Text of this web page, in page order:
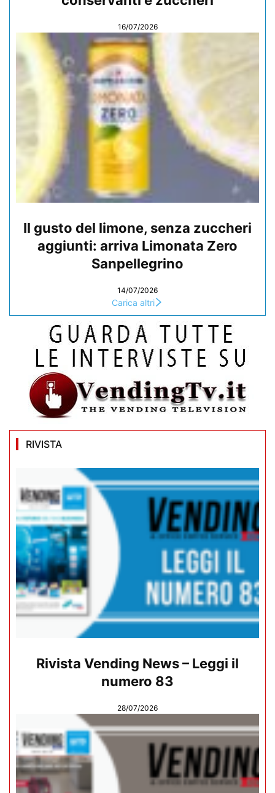
16/07/2026
Il gusto del limone, senza zuccheri
aggiunti: arriva Limonata Zero
Sanpellegrino
14/07/2026
Carica altri
RIVISTA
Rivista Vending News – Leggi il
numero 83
28/07/2026